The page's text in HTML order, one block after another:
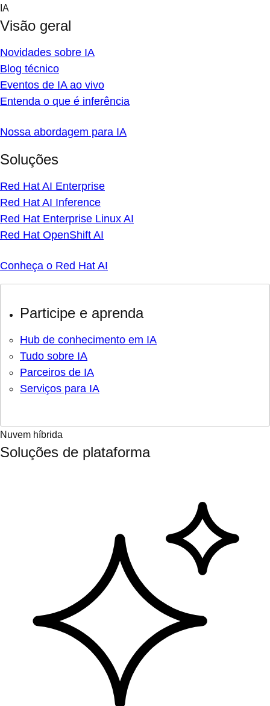
Skip
content
IA
Visão geral
Novidades sobre IA
Blog técnico
Eventos de IA ao vivo
Entenda o que é inferência
Nossa abordagem para IA
Soluções
Red Hat AI Enterprise
Red Hat AI Inference
Red Hat Enterprise Linux AI
Red Hat OpenShift AI
Conheça o Red Hat AI
Participe e aprenda
Hub de conhecimento em IA
Tudo sobre IA
Parceiros de IA
Serviços para IA
Nuvem híbrida
Soluções de plataforma